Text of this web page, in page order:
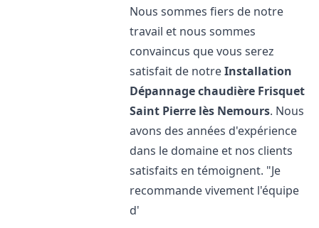
Nous sommes fiers de notre
travail et nous sommes
convaincus que vous serez
satisfait de notreInstallation
Dépannage chaudière Frisquet
Saint Pierre lès Nemours. Nous
avons des années d'expérience
dans le domaine et nos clients
satisfaits en témoignent. "Je
recommande vivement l'équipe
d'